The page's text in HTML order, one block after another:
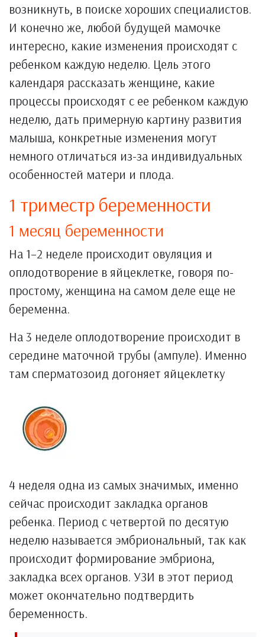
возникнуть, в поиске хороших специалистов.
И конечно же, любой будущей мамочке
интересно, какие изменения происходят с
ребенком каждую неделю. Цель этого
календаря рассказать женщине, какие
процессы происходят с ее ребенком каждую
неделю, дать примерную картину развития
малыша, конкретные изменения могут
немного отличаться из-за индивидуальных
особенностей матери и плода.
1 триместр беременности
1 месяц беременности
На 1–2 неделе происходит овуляция и
оплодотворение в яйцеклетке, говоря по-
простому, женщина на самом деле еще не
беременна.
На 3 неделе оплодотворение происходит в
середине маточной трубы (ампуле). Именно
там сперматозоид догоняет яйцеклетку
4 неделя одна из самых значимых, именно
сейчас происходит закладка органов
ребенка. Период с четвертой по десятую
неделю называется эмбриональный, так как
происходит формирование эмбриона,
закладка всех органов. УЗИ в этот период
может окончательно подтвердить
беременность.